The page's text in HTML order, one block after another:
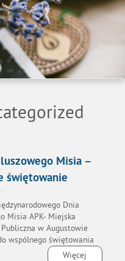
Misia –
świętowanie
Dnia
Misia APK- Miejska
w Augustowie
wspólnego świętowania
Więcej